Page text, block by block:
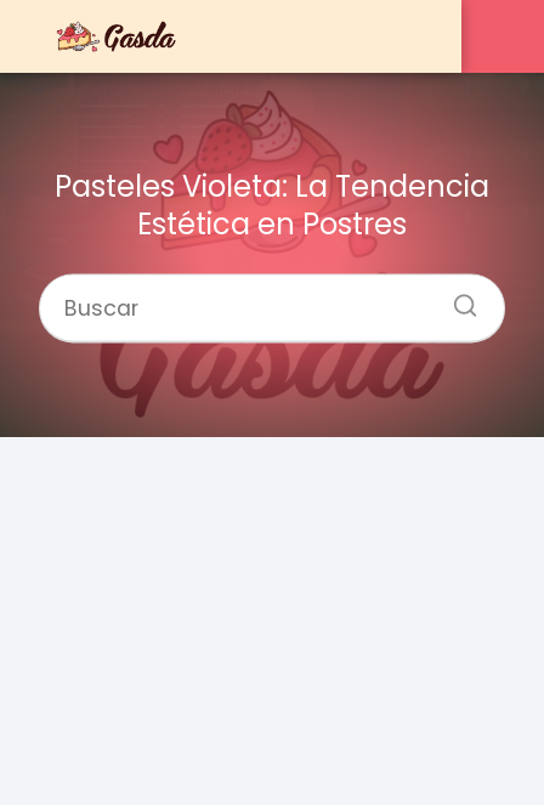
Pasteles Violeta: La Tendencia
Estética en Postres